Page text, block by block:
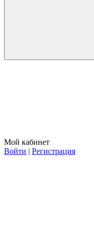
Мой кабинет
Войти | Регистрация